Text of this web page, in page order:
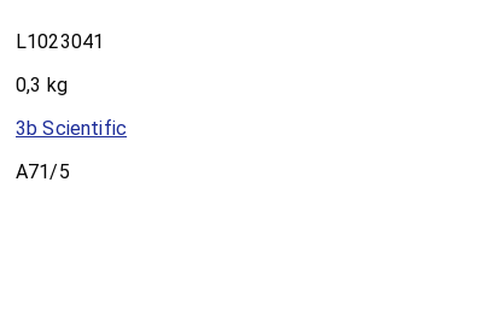
L1023041
0,3 kg
3b Scientific
A71/5